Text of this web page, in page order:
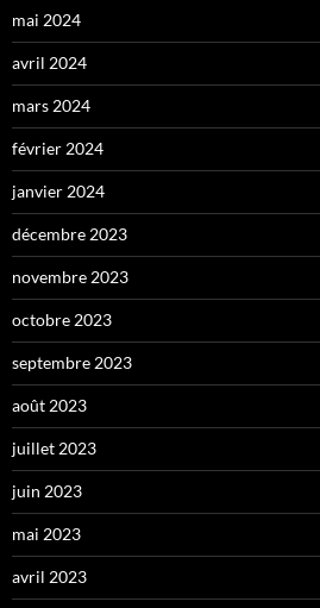
mai 2024
avril 2024
mars 2024
février 2024
janvier 2024
décembre 2023
novembre 2023
octobre 2023
septembre 2023
août 2023
juillet 2023
juin 2023
mai 2023
avril 2023